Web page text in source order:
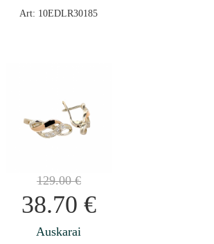
Art: 10EDLR30185
129.00€
38.70 €
Auskarai